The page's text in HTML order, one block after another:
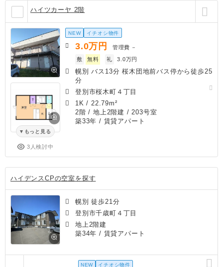
ハイツカーヤ 2階
もっと見る
3人検討中
NEW イチオシ物件
3.0万円 管理費 －
敷
無料 礼 3.0万円
幌別 バス13分 桜木団地前バス停から徒歩25
分
登別市桜木町４丁目
1K / 22.79m²
2階 / 地上2階建 / 203号室
築33年 / 賃貸アパート
ハイデンスCPの空室を探す
幌別 徒歩21分
登別市千歳町４丁目
地上2階建
築34年 / 賃貸アパート
NEW イチオシ物件